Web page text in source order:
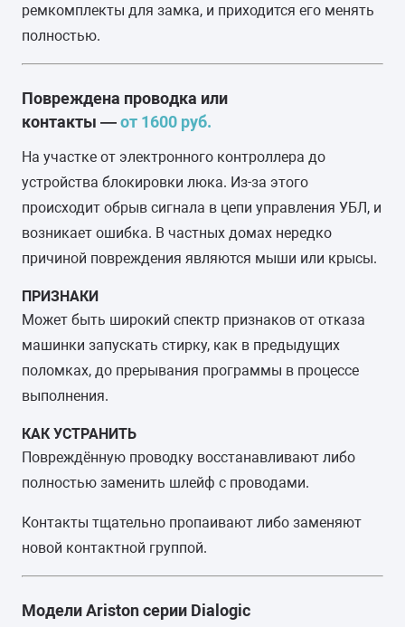
ремкомплекты для замка, и приходится его менять
полностью.
Повреждена проводка или
контакты —от 1600 руб.
На участке от электронного контроллера до
устройства блокировки люка. Из-за этого
происходит обрыв сигнала в цепи управления УБЛ, и
возникает ошибка. В частных домах нередко
причиной повреждения являются мыши или крысы.
ПРИЗНАКИ
Может быть широкий спектр признаков от отказа
машинки запускать стирку, как в предыдущих
поломках, до прерывания программы в процессе
выполнения.
КАК УСТРАНИТЬ
Повреждённую проводку восстанавливают либо
полностью заменить шлейф с проводами.
Контакты тщательно пропаивают либо заменяют
новой контактной группой.
Модели Ariston серии Dialogic